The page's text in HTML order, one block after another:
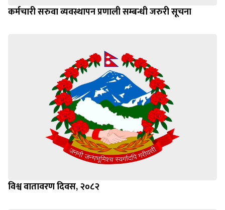
कर्मचारी सरुवा व्यवस्थापन प्रणाली सम्बन्धी जरुरी सूचना
विश्व वातावरण दिवस, २०८२